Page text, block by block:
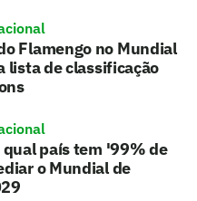
Flamengo no Mundial
lista de classificação
qual país tem '99% de
o Mundial de